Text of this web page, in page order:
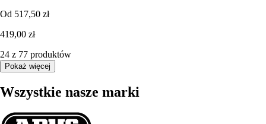
Od 517,50 zł
419,00 zł
24 z 77 produktów
Pokaż więcej
Wszystkie nasze marki